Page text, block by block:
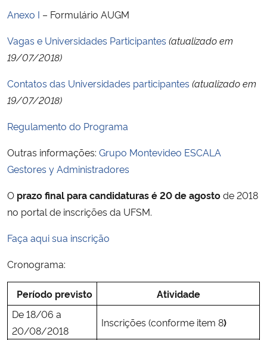
Secretaria de Governo
Gabinete de Segurança Institucional
Banco Central do Brasil
Anexo I – Formulário AUGM
Vagas e Universidades Participantes (atualizado em
19/07/2018)
Contatos das Universidades participantes (atualizado em
19/07/2018)
Regulamento do Programa
Outras informações: Grupo Montevideo ESCALA
Gestores y Administradores
O prazo final para candidaturas é 20 de agostode 2018
no portal de inscrições da UFSM.
Faça aqui sua inscrição
Cronograma:
Período previsto
Atividade
De 18/06 a
20/08/2018
Inscrições (conforme item 8)